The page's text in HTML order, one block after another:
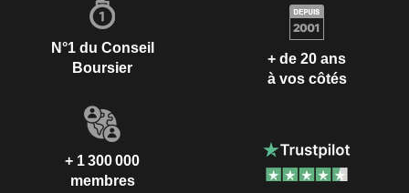
N°1 du Conseil
Boursier
+ de 20 ans
à vos côtés
+ 1 300 000
membres